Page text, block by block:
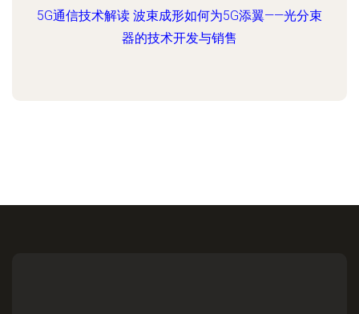
5G通信技术解读 波束成形如何为5G添翼——光分束
器的技术开发与销售